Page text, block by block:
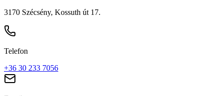
3170 Szécsény, Kossuth út 17.
Telefon
+36 30 233 7056